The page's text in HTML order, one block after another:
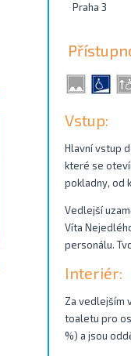
Praha 3
Vstup:
Hlavní vstup
které se
pokladny, od
Vedlejší
Víta
personálu.
Interiér:
Za vedlejším
toaletu pro
%) a jsou